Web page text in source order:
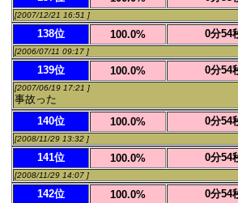
[2007/12/21 16:51 ]
138位 100.0% 0分54
[2006/07/11 09:17 ]
139位 100.0% 0分54
[2007/06/19 17:21 ]
事故った
140位
100.0% 0分54
[2008/11/29 13:32 ]
141位 100.0% 0分54
[2008/11/29 14:07 ]
142位 100.0% 0分54